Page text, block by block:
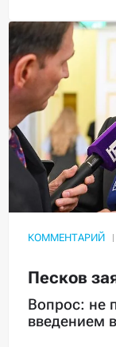
КОММЕНТАРИЙ
Песков
Вопрос: не
введением